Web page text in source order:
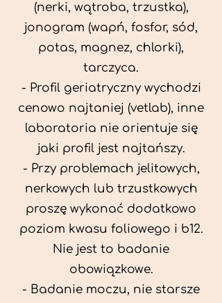
(nerki, wątroba, trzustka),
jonogram (wapń, fosfor, sód,
potas, magnez, chlorki),
tarczyca.
- Profil geriatryczny wychodzi
cenowo najtaniej (vetlab), inne
laboratoria nie orientuje się
jaki profil jest najtańszy.
- Przy problemach jelitowych,
nerkowych lub trzustkowych
proszę wykonać dodatkowo
poziom kwasu foliowego i b12.
Nie jest to badanie
obowiązkowe.
- Badanie moczu, nie starsze